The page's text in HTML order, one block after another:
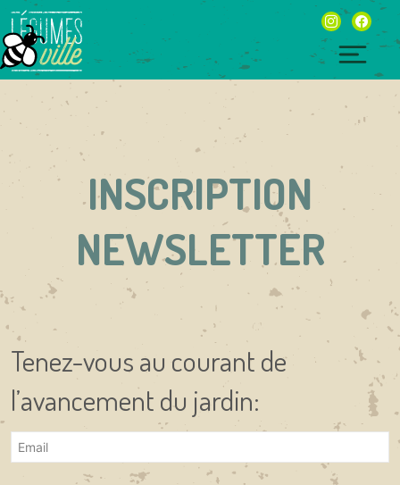
Skip
to
content
instagram
INSCRIPTION
NEWSLETTER
Tenez-vous au courant de
l’avancement du jardin: